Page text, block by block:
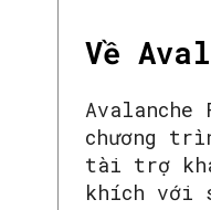
Về
Avalanche
chương
tài trợ
khích với